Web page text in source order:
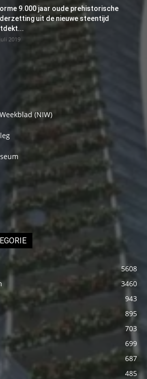
9.000 jaar oude prehistorische
uit de nieuwe steentijd
2019
(NIW)
5608
3460
943
895
703
699
687
485